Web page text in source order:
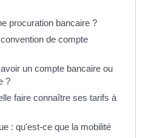
procuration bancaire ?
de compte
un compte bancaire ou
?
faire connaître ses tarifs à
: qu'est-ce que la mobilité